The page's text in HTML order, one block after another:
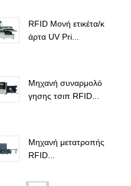
RFID Μονή ετικέτα/κ
άρτα UV Pri...
Μηχανή συναρμολό
γησης τσιπ RFID...
Μηχανή μετατροπής
RFID...